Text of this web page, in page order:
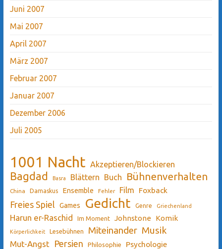
Juni 2007
Mai 2007
April 2007
März 2007
Februar 2007
Januar 2007
Dezember 2006
Juli 2005
1001 Nacht Akzeptieren/Blockieren
Bagdad Basra Blättern Buch Bühnenverhalten
China Damaskus Ensemble Fehler Film Foxback
Freies Spiel Games Gedicht Genre Griechenland
Harun er-Raschid Im Moment Johnstone Komik
Körperlichkeit Lesebühnen Miteinander Musik
Mut-Angst Persien Philosophie Psychologie